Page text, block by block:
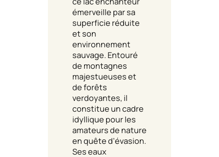
émerveille par sa
superficie réduite
et son
environnement
sauvage. Entouré
de montagnes
majestueuses et
de forêts
verdoyantes, il
constitue un cadre
idyllique pour les
amateurs de nature
en quête d’évasion.
Ses eaux